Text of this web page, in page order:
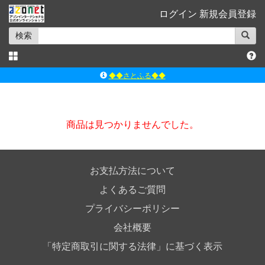
ログイン 新規会員登録
検索
◆◆さとふる◆◆
ｱｿﾞﾝｵﾝﾗｲﾝｼｮｯﾌﾟX
商品は見つかりませんでした。
お支払方法について
よくあるご質問
プライバシーポリシー
会社概要
「特定商取引に関する法律」に基づく表示